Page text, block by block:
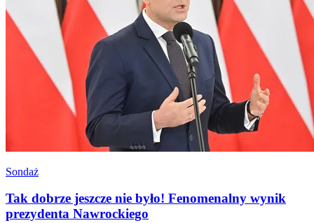
Sondaż
Tak dobrze jeszcze nie było! Fenomenalny wynik
prezydenta Nawrockiego